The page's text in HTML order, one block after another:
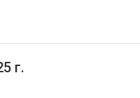
г.